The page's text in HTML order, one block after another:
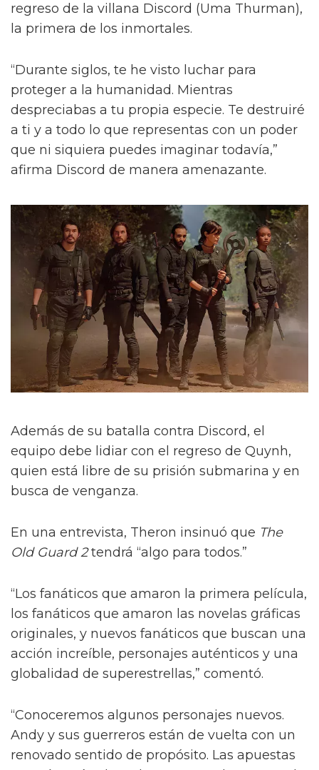
regreso de la villana Discord (Uma Thurman),
la primera de los inmortales.
“Durante siglos, te he visto luchar para
proteger a la humanidad. Mientras
despreciabas a tu propia especie. Te destruiré
a ti y a todo lo que representas con un poder
que ni siquiera puedes imaginar todavía,”
afirma Discord de manera amenazante.
Además de su batalla contra Discord, el
equipo debe lidiar con el regreso de Quynh,
quien está libre de su prisión submarina y en
busca de venganza.
En una entrevista, Theron insinuó que The
Old Guard 2tendrá “algo para todos.”
“Los fanáticos que amaron la primera película,
los fanáticos que amaron las novelas gráficas
originales, y nuevos fanáticos que buscan una
acción increíble, personajes auténticos y una
globalidad de superestrellas,” comentó.
“Conoceremos algunos personajes nuevos.
Andy y sus guerreros están de vuelta con un
renovado sentido de propósito. Las apuestas